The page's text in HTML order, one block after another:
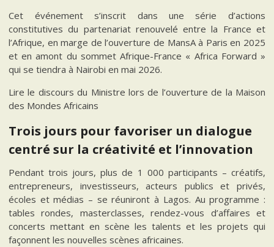
Cet événement s’inscrit dans une série d’actions
constitutives du partenariat renouvelé entre la France et
l’Afrique, en marge de l’ouverture de MansA à Paris en 2025
et en amont du sommet Afrique-France « Africa Forward »
qui se tiendra à Nairobi en mai 2026.
Lire le discours du Ministre lors de l’ouverture de la Maison
des Mondes Africains
Trois jours pour favoriser un dialogue
centré sur la créativité et l’innovation
Pendant trois jours, plus de 1 000 participants – créatifs,
entrepreneurs, investisseurs, acteurs publics et privés,
écoles et médias – se réuniront à Lagos. Au programme :
tables rondes, masterclasses, rendez-vous d’affaires et
concerts mettant en scène les talents et les projets qui
façonnent les nouvelles scènes africaines.